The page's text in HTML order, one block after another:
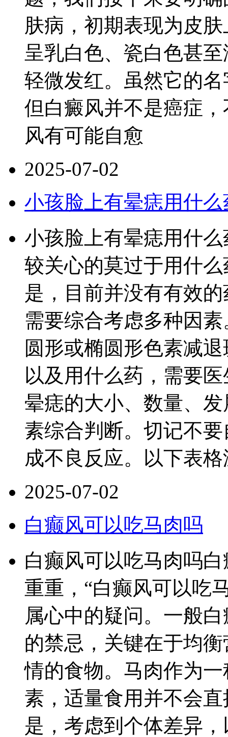
肤病，初期表现为皮
呈乳白色、瓷白色甚
轻微发红。虽然它的
但白癜风并不是癌症
风有可能自愈
2025-07-02
小孩脸上有晕痣用什
小孩脸上有晕痣用什
较关心的莫过于用什
是，目前并没有有效
需要综合考虑多种因
圆形或椭圆形色素减
以及用什么药，需要
晕痣的大小、数量、
素综合判断。切记不
成不良反应。以下表
2025-07-02
白癫风可以吃马肉吗
白癫风可以吃马肉吗
重重，“白癫风可以吃
属心中的疑问。一般
的禁忌，关键在于均
情的食物。马肉作为
素，适量食用并不会
是，考虑到个体差异